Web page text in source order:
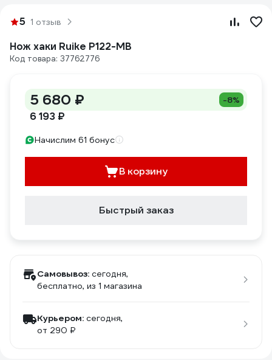
5 1 отзыв
Нож хаки Ruike P122-MB
Код товара: 37762776
5 680 ₽ -8%
6 193 ₽
Начислим 61 бонус
В корзину
Быстрый заказ
Самовывоз: сегодня,
бесплатно, из 1 магазина
Курьером: сегодня,
от 290 ₽